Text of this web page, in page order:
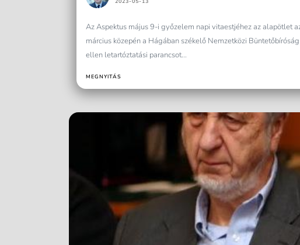
Az Aspektus május 9-i győzelem napi vitaestjéhez az alapötlet
március közepén a Hágában székelő Nemzetközi
ellen letartóztatási parancsot...
MEGNYITÁS